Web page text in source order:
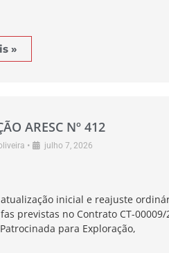
»
ARESC Nº 412
• julho 7, 2026
atualização inicial e reajuste
previstas no Contrato CT-00009/
para Exploração,